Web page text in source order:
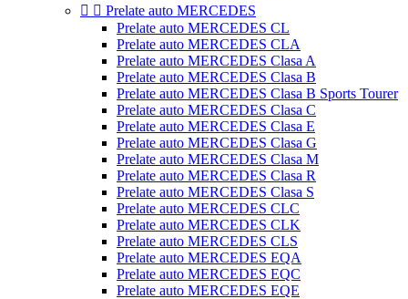
  Prelate auto MERCEDES
Prelate auto MERCEDES CL
Prelate auto MERCEDES CLA
Prelate auto MERCEDES Clasa A
Prelate auto MERCEDES Clasa B
Prelate auto MERCEDES Clasa B Sports Tourer
Prelate auto MERCEDES Clasa C
Prelate auto MERCEDES Clasa E
Prelate auto MERCEDES Clasa G
Prelate auto MERCEDES Clasa M
Prelate auto MERCEDES Clasa R
Prelate auto MERCEDES Clasa S
Prelate auto MERCEDES CLC
Prelate auto MERCEDES CLK
Prelate auto MERCEDES CLS
Prelate auto MERCEDES EQA
Prelate auto MERCEDES EQC
Prelate auto MERCEDES EQE